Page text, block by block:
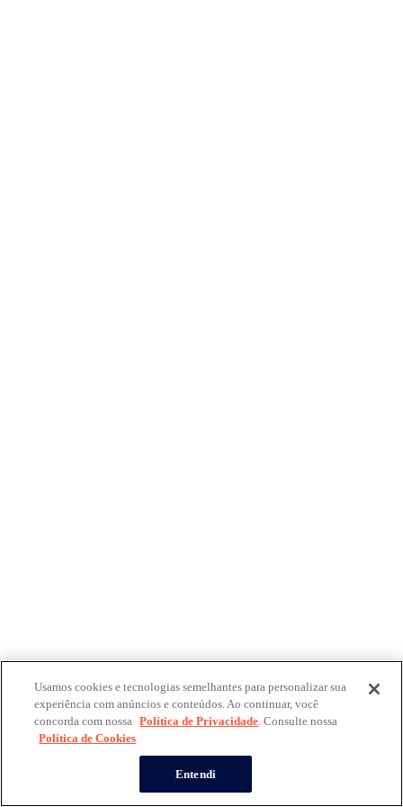
Usamos cookies e tecnologias semelhantes para personalizar sua
experiência com anúncios e conteúdos. Ao continuar, você
concorda com nossa Política de Privacidade. Consulte nossa
Política de Cookies
Entendi